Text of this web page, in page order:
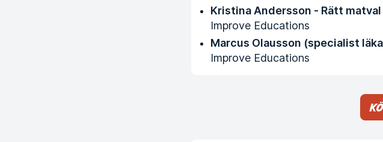
Kristina Andersson - Rätt matval
Improve Educations
Marcus Olausson (specialist
Improve Educations